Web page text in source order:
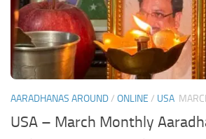
AARADHANAS AROUND/ ONLINE / USA
USA – March Monthly